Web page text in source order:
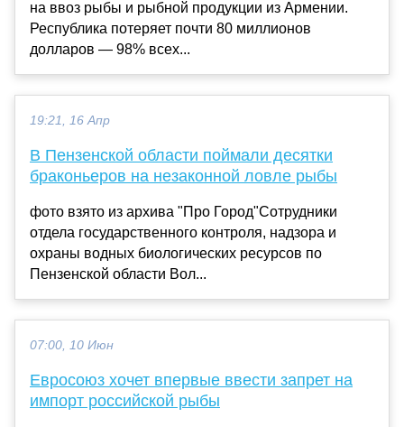
на ввоз рыбы и рыбной продукции из Армении.
Республика потеряет почти 80 миллионов
долларов — 98% всех...
19:21, 16 Апр
В Пензенской области поймали десятки
браконьеров на незаконной ловле рыбы
фото взято из архива "Про Город"Сотрудники
отдела государственного контроля, надзора и
охраны водных биологических ресурсов по
Пензенской области Вол...
07:00, 10 Июн
Евросоюз хочет впервые ввести запрет на
импорт российской рыбы